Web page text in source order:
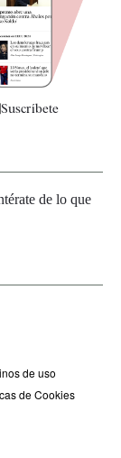
Suscríbete
de lo que
de uso
de Cookies